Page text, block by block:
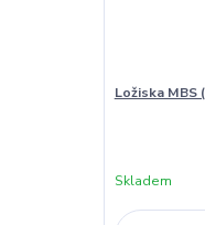
Ložiska MBS
Skladem